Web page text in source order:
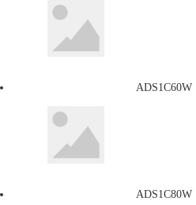
ADS1C60W
ADS1C80W